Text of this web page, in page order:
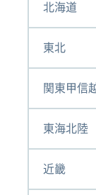
北海道
東北
関東甲信
東海北陸
近畿